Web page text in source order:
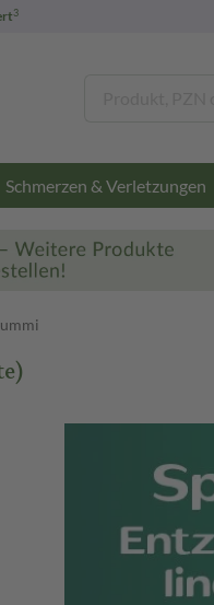
3
Schmerzen & Verletzungen